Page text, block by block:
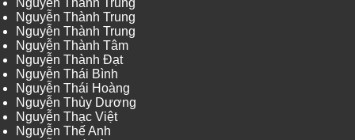
Nguyễn Thành Trung
Nguyễn Thành Trung
Nguyễn Thành Trung
Nguyễn Thành Tâm
Nguyễn Thành Đạt
Nguyễn Thái Bình
Nguyễn Thái Hoàng
Nguyễn Thùy Dương
Nguyễn Thạc Việt
Nguyễn Thế Anh